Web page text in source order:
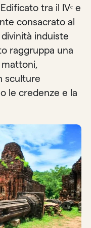
tra il IVᵉ e
consacrato al
induiste
raggruppa una
sculture
le credenze e la